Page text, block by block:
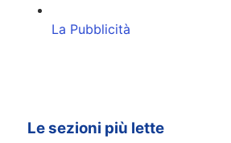
La Pubblicità
Le sezioni più lette